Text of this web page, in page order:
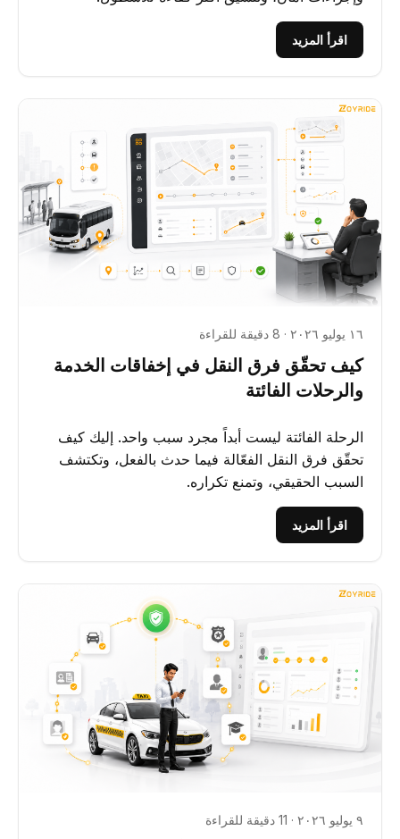
اقرأ المزيد
١٦ يوليو ٢٠٢٦ · 8 دقيقة للقراءة
كيف تحقّق فرق النقل في إخفاقات الخدمة
والرحلات الفائتة
الرحلة الفائتة ليست أبداً مجرد سبب واحد. إليك كيف
تحقّق فرق النقل الفعّالة فيما حدث بالفعل، وتكتشف
السبب الحقيقي، وتمنع تكراره.
اقرأ المزيد
٩ يوليو ٢٠٢٦ · 11 دقيقة للقراءة